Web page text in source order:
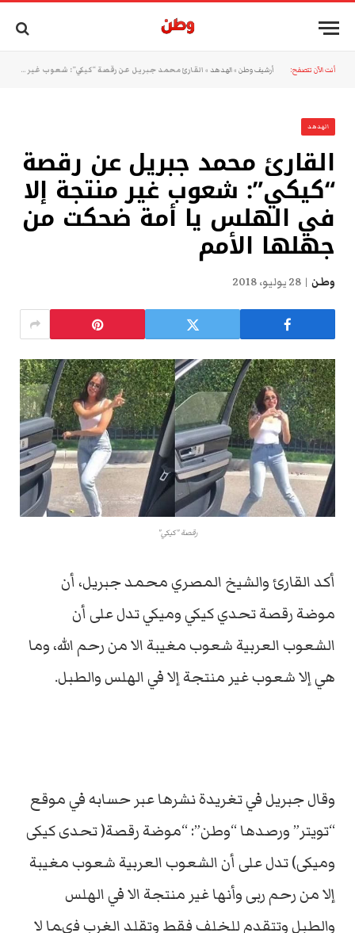
أنت الآن تتصفح: أرشيف وطن »الهدهد » القارئ محمد جبريل عن رقصة “كيكي”: شعوب غير منتجة إلا في الهلس يا أمة ضحكت من جهلها الأمم
الهدهد
القارئ محمد جبريل عن رقصة
“كيكي”: شعوب غير منتجة إلا
في الهلس يا أمة ضحكت من
جهلها الأمم
وطن 28 يوليو، 2018
رقصة "كيكي"
أكد القارئ والشيخ المصري محمد جبريل، أن
موضة رقصة تحدي كيكي وميكي تدل على أن
الشعوب العربية شعوب مغيبة الا من رحم الله، وما
هي إلا شعوب غير منتجة إلا في الهلس والطبل.
وقال جبريل في تغريدة نشرها عبر حسابه في موقع
“تويتر” ورصدها “وطن”: “موضة رقصة( تحدى كيكى
وميكى) تدل على أن الشعوب العربية شعوب مغيبة
إلا من رحم ربى وأنها غير منتجة الا في الهلس
والطبل وتتقدم للخلف فقط وتقلد الغرب فىما لا